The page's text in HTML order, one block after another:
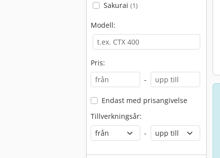
Sakurai (1)
Modell:
Pris:
-
Endast med prisangivelse
Tillverkningsår:
-